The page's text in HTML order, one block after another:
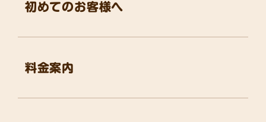
初めてのお客様へ
料金案内